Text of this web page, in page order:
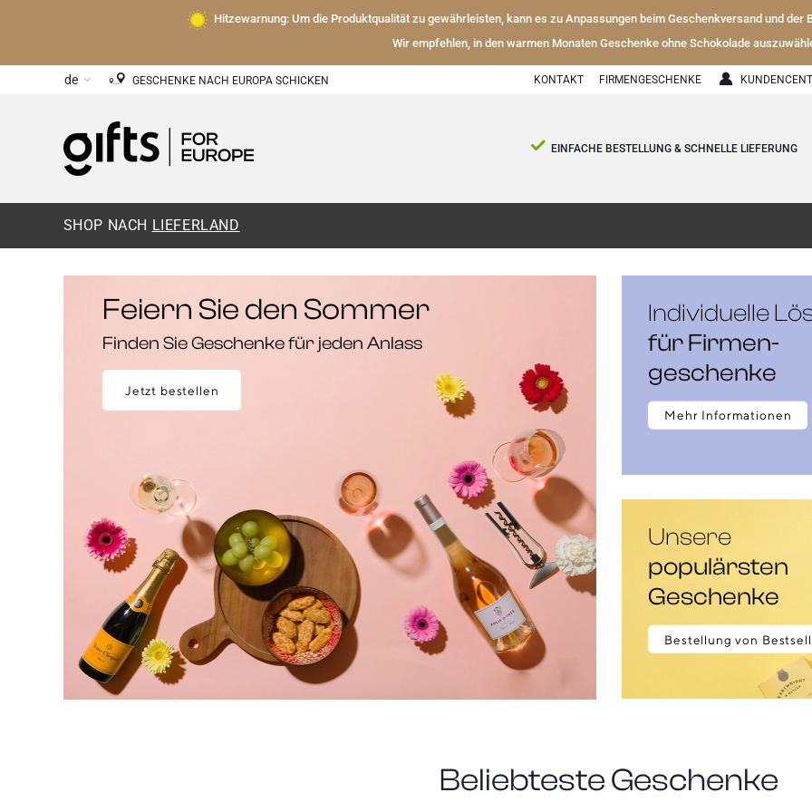
Hitzewarnung: Um die Produktqualität zu gewährleisten, kann es zu Anpassungen beim Geschenkversand und der
Wir empfehlen, in den warmen Monaten Geschenke ohne Schokolade
GESCHENKE NACH EUROPA SCHICKEN KONTAKT FIRMENGESCHENKE
EINFACHE BESTELLUNG & SCHNELLE LIEFERUNG
SHOP NACH LIEFERLAND
Feiern Sie den Sommer
Finden Sie Geschenke für jeden Anlass
Jetzt bestellen
Individuelle
für Firmen­
geschenke
Mehr Informationen
Unsere
populärsten
Geschenke
Bestellung von
Beliebteste Geschenke